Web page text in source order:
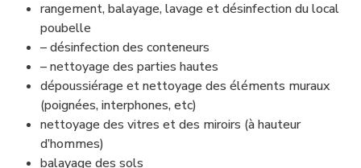
rangement, balayage, lavage et désinfection du local
poubelle
– désinfection des conteneurs
– nettoyage des parties hautes
dépoussiérage et nettoyage des éléments muraux
(poignées, interphones, etc)
nettoyage des vitres et des miroirs (à hauteur
d’hommes)
balayage des sols